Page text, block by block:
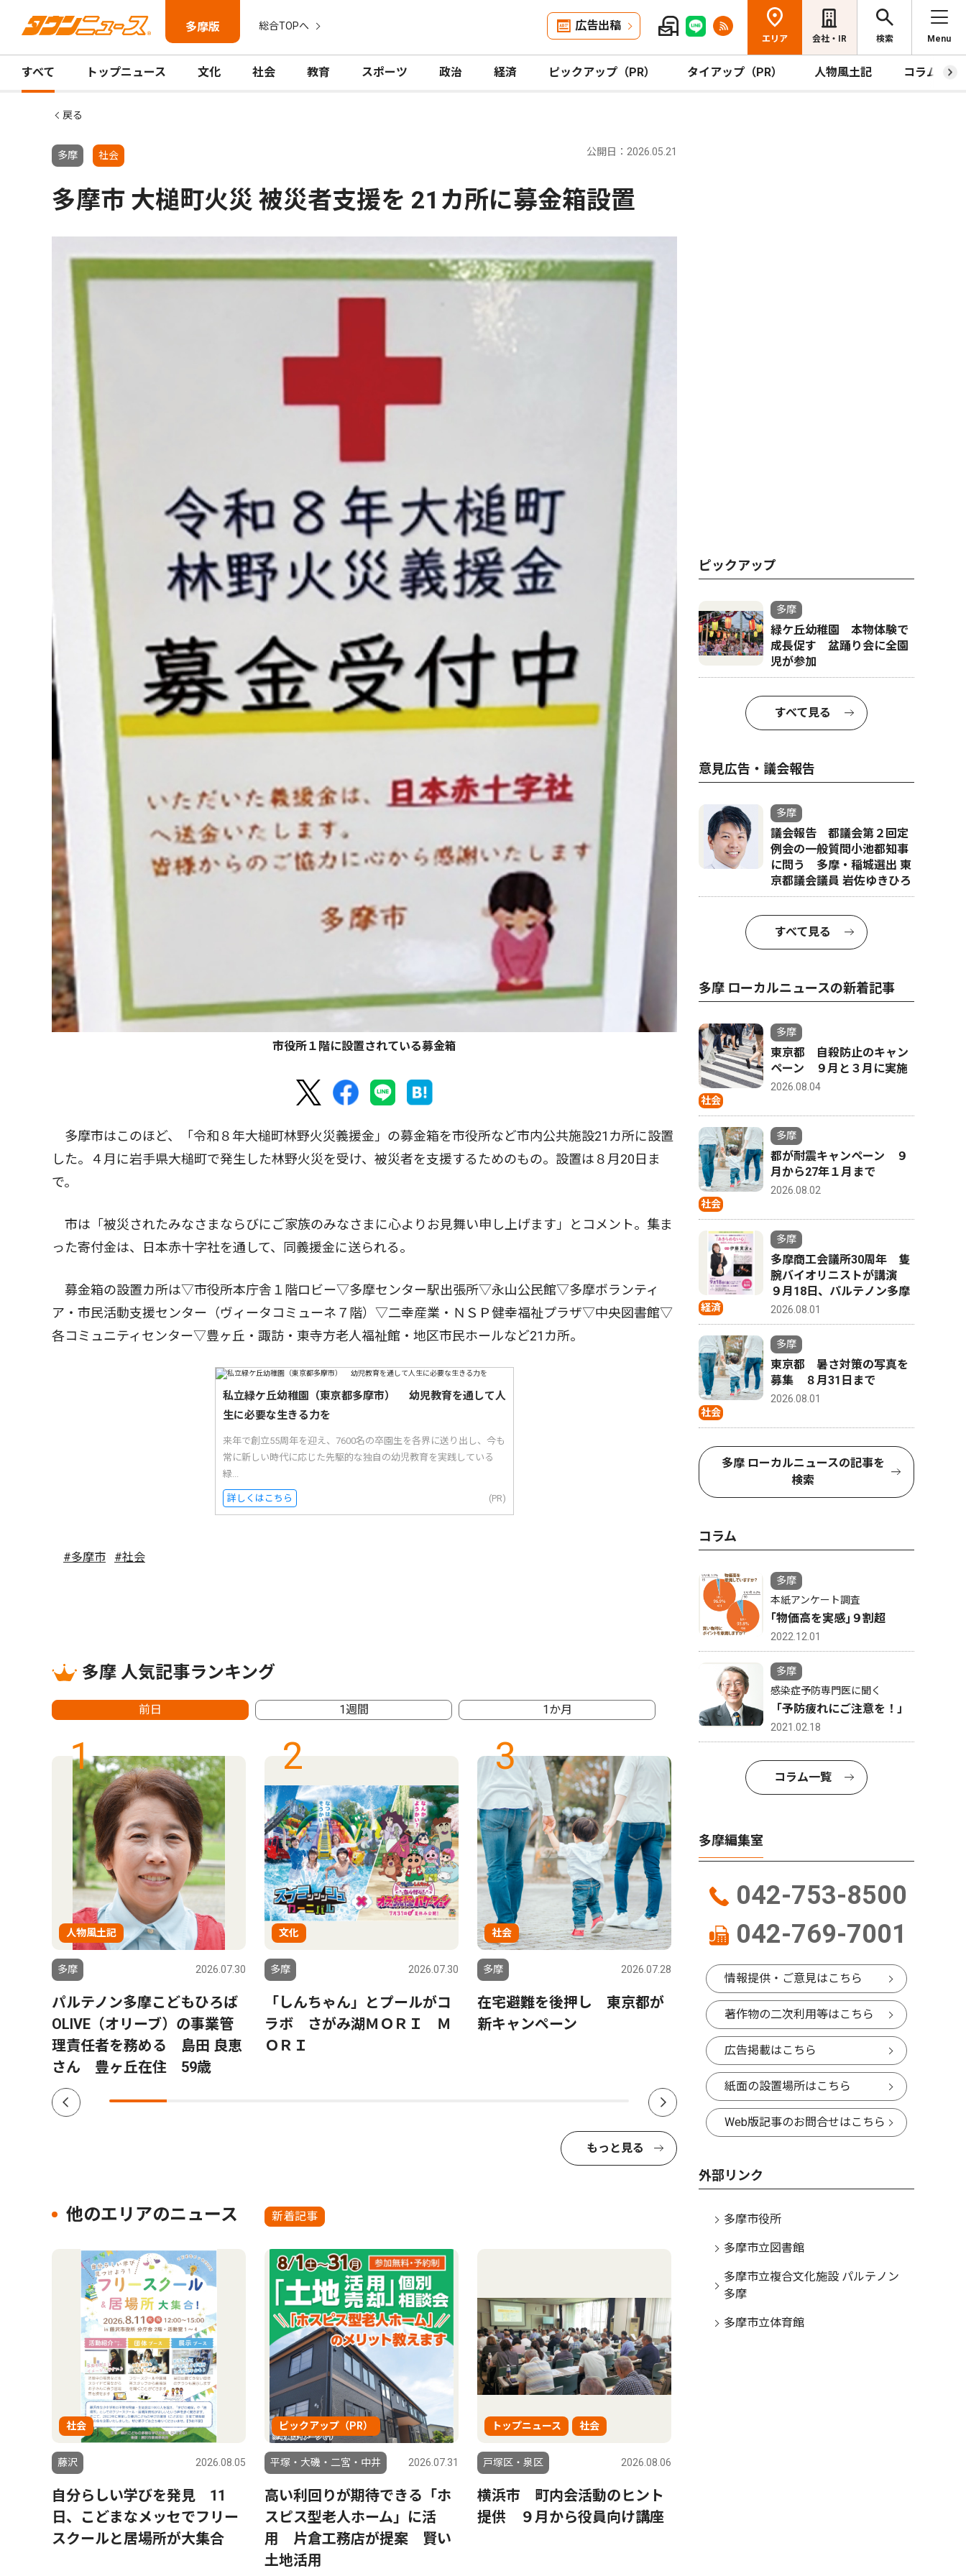
多摩版 総合TOPへ 広告出稿
エリア 会社・IR 検索 Menu
すべて トップニュース 文化 社会 教育 スポーツ 政治 経済 ピックアップ（PR） タイアップ（PR） 人物風土記 コラム
戻る
多摩 社会 公開日：2026.05.21
多摩市 大槌町火災 被災者支援を 21カ所に募金箱設置
市役所１階に設置されている募金箱
多摩市はこのほど、「令和８年大槌町林野火災義援金」の募金箱を市役所など市内公共施設21カ所に設置
した。４月に岩手県大槌町で発生した林野火災を受け、被災者を支援するためのもの。設置は８月20日ま
で。
市は「被災されたみなさまならびにご家族のみなさまに心よりお見舞い申し上げます」とコメント。集ま
った寄付金は、日本赤十字社を通して、同義援金に送られる。
募金箱の設置カ所は▽市役所本庁舎１階ロビー▽多摩センター駅出張所▽永山公民館▽多摩ボランティ
ア・市民活動支援センター（ヴィータコミューネ７階）▽二幸産業・ＮＳＰ健幸福祉プラザ▽中央図書館▽
各コミュニティセンター▽豊ヶ丘・諏訪・東寺方老人福祉館・地区市民ホールなど21カ所。
私立緑ケ丘幼稚園（東京都多摩市） 幼児教育を通して人
生に必要な生きる力を
来年で創立55周年を迎え、7600名の卒園生を各界に送り出し、今も
常に新しい時代に応じた先駆的な独自の幼児教育を実践している
緑...
詳しくはこちら (PR)
#多摩市 #社会
多摩 人気記事ランキング
前日 1週間 1か月
1
人物風土記
多摩 2026.07.30
パルテノン多摩こどもひろば
OLIVE（オリーブ）の事業管
理責任者を務める 島田 良恵
さん 豊ヶ丘在住 59歳
2
文化
多摩 2026.07.30
「しんちゃん」とプールがコ
ラボ さがみ湖ＭＯＲＩ Ｍ
ＯＲＩ
3
社会
多摩 2026.07.28
在宅避難を後押し 東京都が
新キャンペーン
4
文化
多摩
イラストレーター・指田さん
展示会 「けい太くんと仲間
たち展」 30日から、京王聖
蹟桜ヶ丘ＳＣで
クロス
12月で
もっと見る
他のエリアのニュース 新着記事
社会
藤沢 2026.08.05
自分らしい学びを発見 11
日、こどまなメッセでフリー
スクールと居場所が大集合
ピックアップ（PR）
平塚・大磯・二宮・中井 2026.07.31
高い利回りが期待できる「ホ
スピス型老人ホーム」に活
用 片倉工務店が提案 賢い
土地活用
トップニュース 社会
戸塚区・泉区 2026.08.06
横浜市 町内会活動のヒント
提供 ９月から役員向け講座
ピックアップ
多摩
緑ケ丘幼稚園 本物体験で
成長促す 盆踊り会に全園
児が参加
すべて見る
意見広告・議会報告
多摩
議会報告 都議会第２回定
例会の一般質問小池都知事
に問う 多摩・稲城選出 東
京都議会議員 岩佐ゆきひろ
すべて見る
多摩 ローカルニュースの新着記事
社会
多摩
東京都 自殺防止のキャン
ペーン ９月と３月に実施
2026.08.04
社会
多摩
都が耐震キャンペーン ９
月から27年１月まで
2026.08.02
経済
多摩
多摩商工会議所30周年 隻
腕バイオリニストが講演
９月18日、パルテノン多摩
2026.08.01
社会
多摩
東京都 暑さ対策の写真を
募集 ８月31日まで
2026.08.01
多摩 ローカルニュースの記事を
検索
コラム
多摩
本紙アンケート調査
｢物価高を実感｣９割超
2022.12.01
多摩
感染症予防専門医に聞く
「予防疲れにご注意を！」
2021.02.18
コラム一覧
多摩編集室
042-753-8500
042-769-7001
情報提供・ご意見はこちら
著作物の二次利用等はこちら
広告掲載はこちら
紙面の設置場所はこちら
Web版記事のお問合せはこちら
外部リンク
多摩市役所
多摩市立図書館
多摩市立複合文化施設 パルテノン
多摩
多摩市立体育館